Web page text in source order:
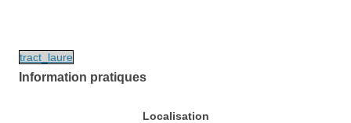
tract_laure
Information pratiques
Localisation